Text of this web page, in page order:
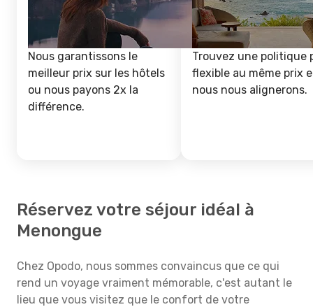
Nous garantissons le
meilleur prix sur les hôtels
ou nous payons 2x la
différence.
Trouvez une politique
flexible au même prix
nous nous alignerons.
Réservez votre séjour idéal à
Menongue
Chez Opodo, nous sommes convaincus que ce qui
rend un voyage vraiment mémorable, c'est autant le
lieu que vous visitez que le confort de votre